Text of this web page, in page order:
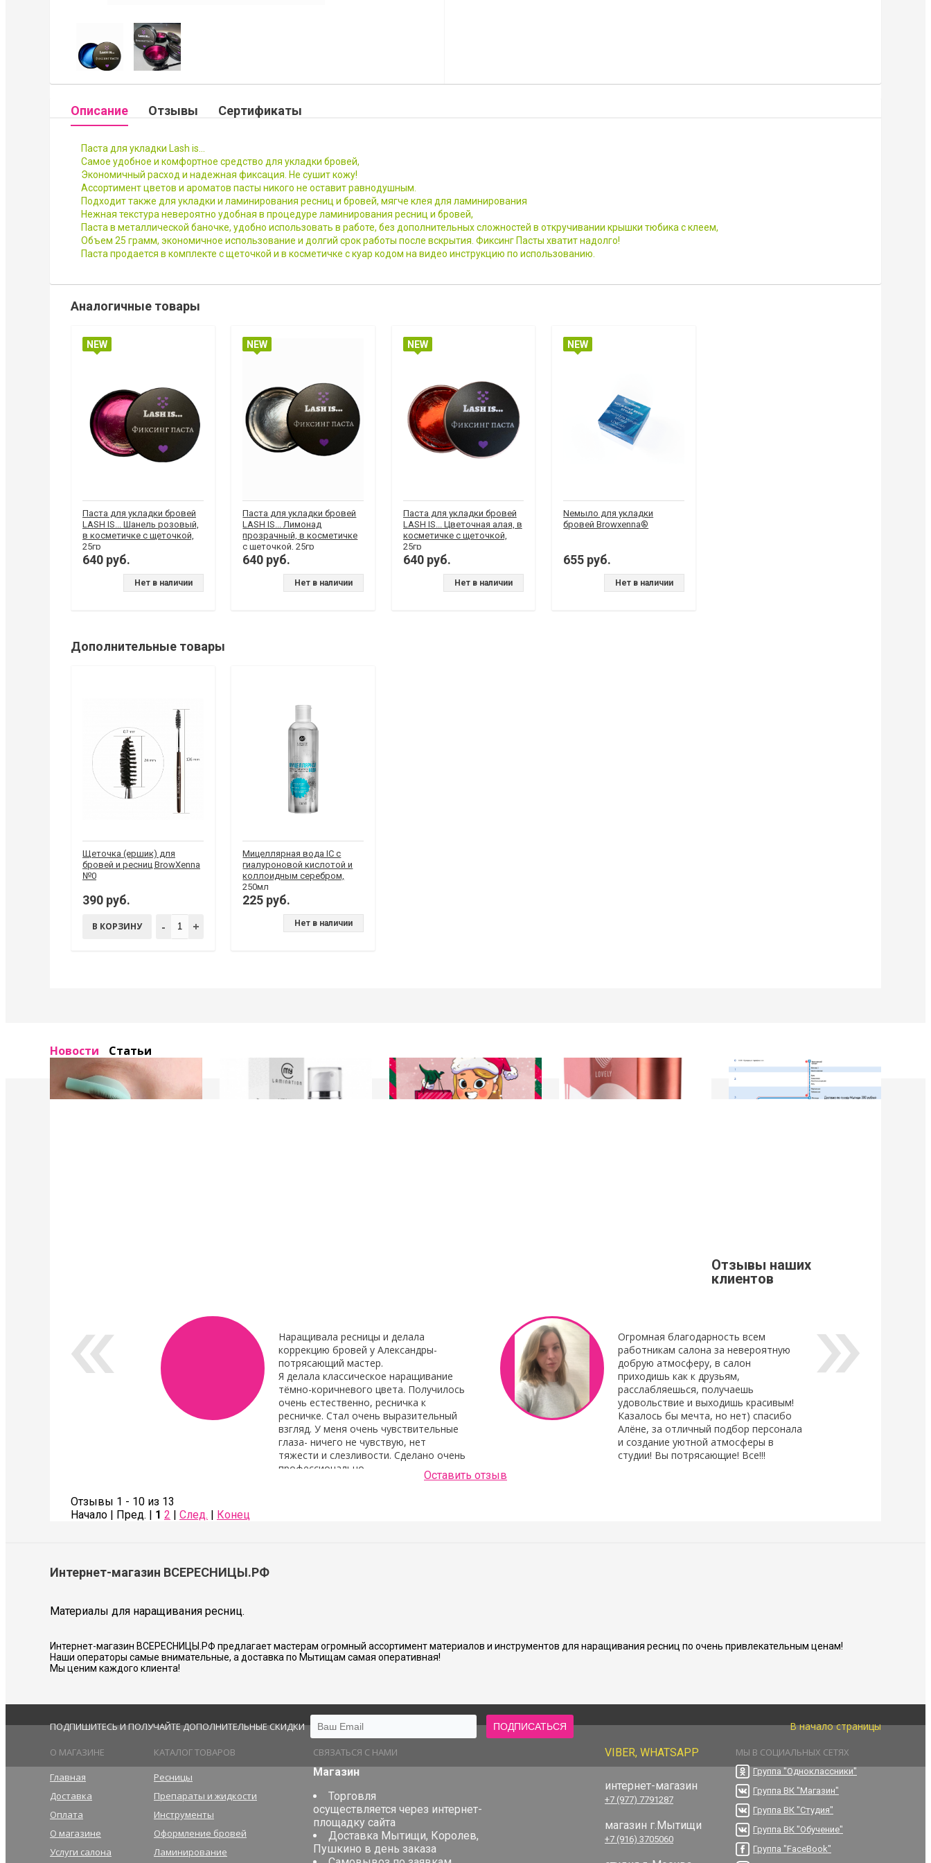
Описание Отзывы Сертификаты
Паста для укладки Lash is…
Самое удобное и комфортное средство для укладки бровей,
Экономичный расход и надежная фиксация. Не сушит кожу!
Ассортимент цветов и ароматов пасты никого не оставит равнодушным.
Подходит также для укладки и ламинирования ресниц и бровей, мягче клея для ламинирования
Нежная текстура невероятно удобная в процедуре ламинирования ресниц и бровей,
Паста в металлической баночке, удобно использовать в работе, без дополнительных сложностей в откручивании крышки тюбика с клеем,
Объем 25 грамм, экономичное использование и долгий срок работы после вскрытия. Фиксинг Пасты хватит надолго!
Паста продается в комплекте с щеточкой и в косметичке с куар кодом на видео инструкцию по использованию.
Аналогичные товары
NEW
Паста для укладки бровей
LASH IS... Шанель розовый,
в косметичке с щеточкой,
25гр
640 руб.
Нет в наличии
NEW
Паста для укладки бровей
LASH IS... Лимонад
прозрачный, в косметичке
с щеточкой, 25гр
640 руб.
Нет в наличии
NEW
Паста для укладки бровей
LASH IS... Цветочная алая, в
косметичке с щеточкой,
25гр
640 руб.
Нет в наличии
NEW
Neмыло для укладки
бровей Browxenna®
655 руб.
Нет в наличии
Дополнительные товары
Щеточка (ершик) для
бровей и ресниц BrowXenna
№0
390 руб.
- +
В КОРЗИНУ
Мицеллярная вода IC с
гиалуроновой кислотой и
коллоидным серебром,
250мл
225 руб.
Нет в наличии
Новости Статьи
Отзывы наших
клиентов
Наращивала ресницы и делала
коррекцию бровей у Александры-
потрясающий мастер.
Я делала классическое наращивание
тёмно-коричневого цвета. Получилось
очень естественно, ресничка к
ресничке. Стал очень выразительный
взгляд. У меня очень чувствительные
глаза- ничего не чувствую, нет
тяжести и слезливости. Сделано очень
профессионально.
Также сделала коррекцию бровей- очень аккуратно и хорошо сделано.
Советую всем!
Соколова Галина
Огромная благодарность всем
работникам салона за невероятную
добрую атмосферу, в салон
приходишь как к друзьям,
расслабляешься, получаешь
удовольствие и выходишь красивым!
Казалось бы мечта, но нет) спасибо
Алёне, за отличный подбор персонала
и создание уютной атмосферы в
студии! Вы потрясающие! Все!!!
Людмила Шашок
Оставить отзыв
Отзывы 1 - 10 из 13
Начало | Пред. | 1 2 | След. | Конец
Интернет-магазин ВСЕРЕСНИЦЫ.РФ
Материалы для наращивания ресниц.
Интернет-магазин ВСЕРЕСНИЦЫ.РФ предлагает мастерам огромный ассортимент материалов и инструментов для наращивания ресниц по очень привлекательным ценам!
Наши операторы самые внимательные, а доставка по Мытищам самая оперативная!
Мы ценим каждого клиента!
ПОДПИШИТЕСЬ И ПОЛУЧАЙТЕ ДОПОЛНИТЕЛЬНЫЕ СКИДКИ В начало страницы
О МАГАЗИНЕ
Главная
Доставка
Оплата
О магазине
Услуги салона
КАТАЛОГ ТОВАРОВ
Ресницы
Препараты и жидкости
Инструменты
Оформление бровей
Ламинирование
СВЯЗАТЬСЯ С НАМИ
Магазин
Торговля
осуществляется через интернет-
площадку сайта
Доставка Мытищи, Королев,
Пушкино в день заказа
МЫ В СОЦИАЛЬНЫХ СЕТЯХ
Группа "Одноклассники"
Группа ВК "Магазин"
Группа ВК "Студия"
Группа ВК "Обучение"
Группа "FaceBook"
VIBER, WHATSAPP
интернет-магазин
+7 (977) 7791287
магазин г.Мытищи
+7 (916) 3705060